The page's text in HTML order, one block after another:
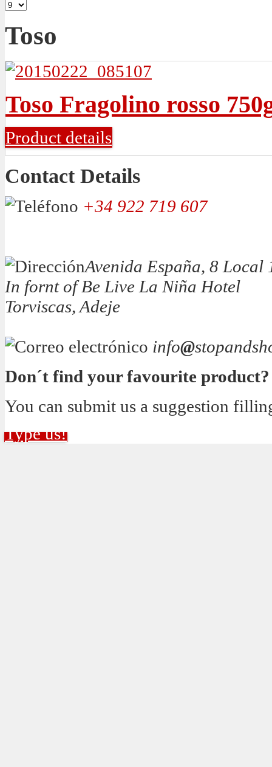
Toso
Toso Fragolino rosso
Product details
Contact Details
+34 922 719 607
Avenida España, 8 Local
In fornt of Be Live La Niña Hotel
Torviscas, Adeje
info@
Don´t find your favourite product?
You can submit us a suggestion
Type us!